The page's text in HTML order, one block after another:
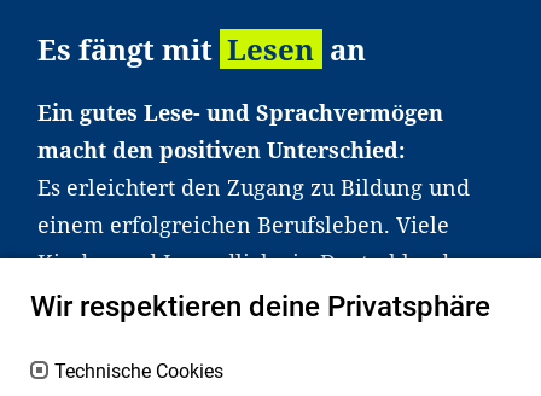
Es fängt mit Lesen an
Ein gutes Lese- und Sprachvermögen
macht den positiven Unterschied:
Es erleichtert den Zugang zu Bildung und
einem erfolgreichen Berufsleben. Viele
Kinder und Jugendliche in Deutschland
haben aber große Schwierigkeiten dabei.
an Familien sowie an Erzieher*innen,
Wir respektieren deine Privatsphäre
Technische Cookies